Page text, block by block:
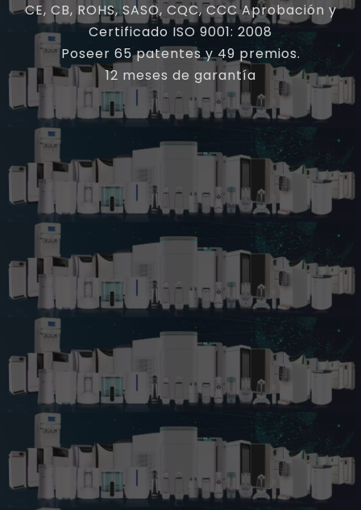
OLANSI A12A Mini
Partícula H13 Anti Virus
Home Hepa Purifier de
aire UVC Purificador de
aire Purificador de aire
de escritorio
Limpiador de aire de
purificador de aire
OLANSI K01A HEPA con
entorno tranquilo,
purificador de aire de
habitación pequeña
para alergias
Preguntar
12 años OEM ODM
Fabricante
Purificador de aire, generador de agua de
hidrógeno y purificador de agua.